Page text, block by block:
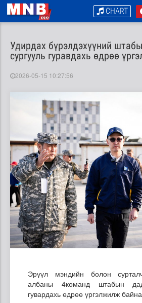
CHART
Удирдах бүрэлдэхүүний
сургууль гуравдахь өдрөө
2026-05-15 10:27:56
Эрүүл мэндийн болон
албаны 4команд штабын
гувардахь өдрөө үргэлжилж